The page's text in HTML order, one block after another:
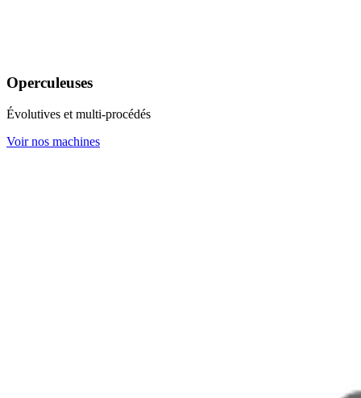
Operculeuses
Évolutives et multi-procédés
Voir nos machines